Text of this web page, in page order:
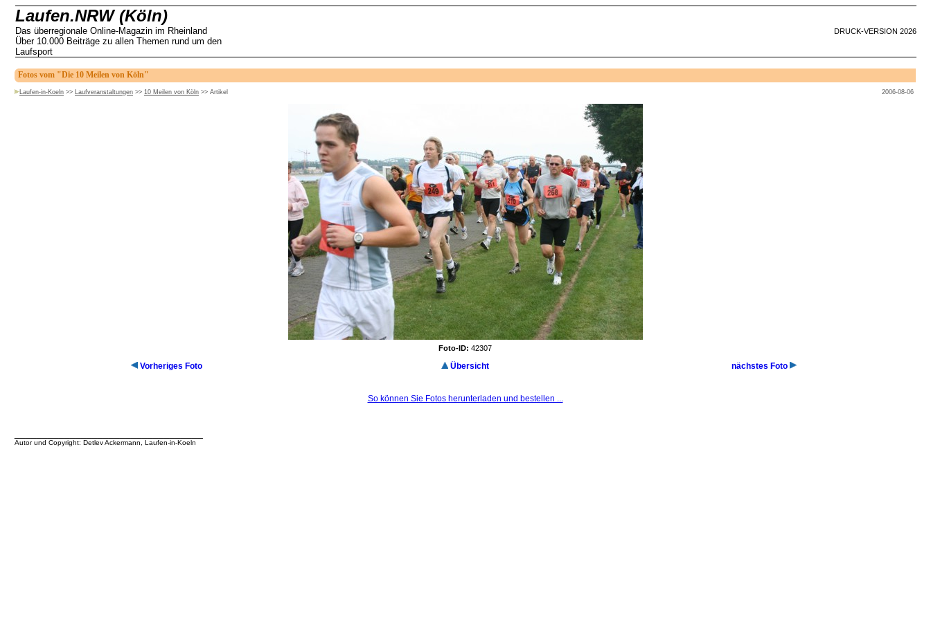
Laufen.NRW (Köln)
Das überregionale Online-Magazin im Rheinland
Über 10.000 Beiträge zu allen Themen rund um den
Laufsport
DRUCK-VERSION 2026
Fotos vom "Die 10 Meilen von Köln"
Laufen-in-Koeln >> Laufveranstaltungen >> 10 Meilen von Köln >> Artikel 2006-08-06
Foto-ID: 42307
Vorheriges Foto Übersicht nächstes Foto
So können Sie Fotos herunterladen und bestellen ...
Autor und Copyright: Detlev Ackermann, Laufen-in-Koeln